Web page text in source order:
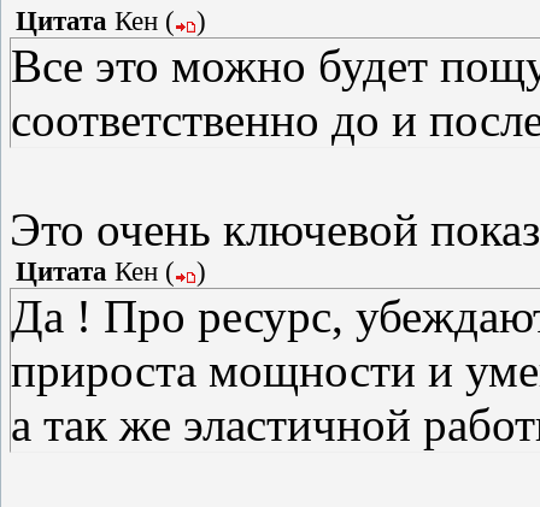
Цитата Кен ( )
Все это можно будет
соответственно до и
Это очень ключевой
Цитата Кен ( )
Да ! Про ресурс,
прироста мощности и
а так же эластичной